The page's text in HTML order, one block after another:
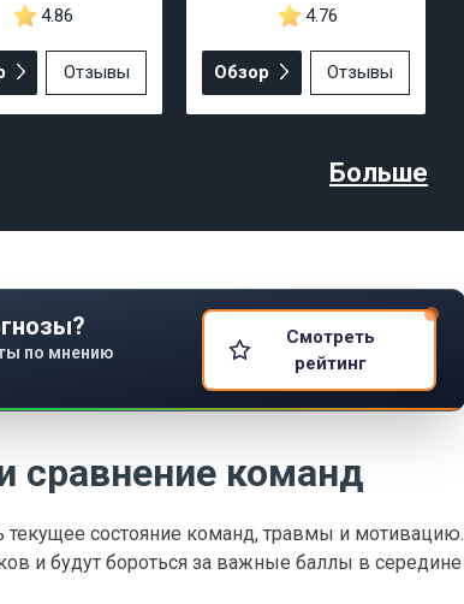
4.86
Отзывы
4.76
Обзор Отзывы
Больше
по мнению
Смотреть
рейтинг
команд
текущее состояние команд, травмы и мотивацию.
и будут бороться за важные баллы в середине